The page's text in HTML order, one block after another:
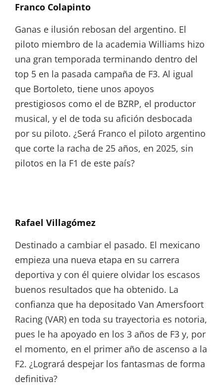
Franco Colapinto
Ganas e ilusión rebosan del argentino. El
piloto miembro de la academia Williams hizo
una gran temporada terminando dentro del
top 5 en la pasada campaña de F3. Al igual
que Bortoleto, tiene unos apoyos
prestigiosos como el de BZRP, el productor
musical, y el de toda su afición desbocada
por su piloto. ¿Será Franco el piloto argentino
que corte la racha de 25 años, en 2025, sin
pilotos en la F1 de este país?
Rafael Villagómez
Destinado a cambiar el pasado. El mexicano
empieza una nueva etapa en su carrera
deportiva y con él quiere olvidar los escasos
buenos resultados que ha obtenido. La
confianza que ha depositado Van Amersfoort
Racing (VAR) en toda su trayectoria es notoria,
pues le ha apoyado en los 3 años de F3 y, por
el momento, en el primer año de ascenso a la
F2. ¿Logrará despejar los fantasmas de forma
definitiva?